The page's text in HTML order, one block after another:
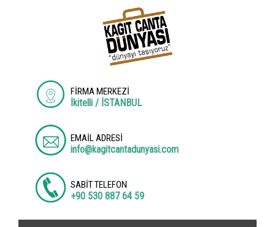
FİRMA MERKEZİ
İkitelli / İSTANBUL
EMAİL ADRESİ
info@kagitcantadunyasi.com
SABİT TELEFON
+90 530 887 64 59